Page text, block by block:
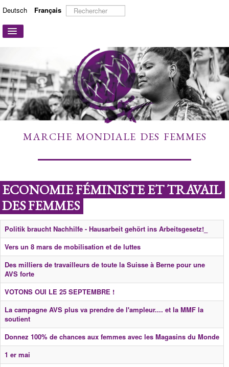
Deutsch Français Rechercher
Basculer
A PROPOS
ACTIONS ET CAMPAGNES
PARTICIPER
TÉMOIGNAGES
À DÉCOUVRIR
MARCHE MONDIALE DES FEMMES
ECONOMIE FÉMINISTE ET TRAVAIL
DES FEMMES
Politik braucht Nachhilfe - Hausarbeit gehört ins Arbeitsgesetz!_
Vers un 8 mars de mobilisation et de luttes
Des milliers de travailleurs de toute la Suisse à Berne pour une
AVS forte
VOTONS OUI LE 25 SEPTEMBRE !
La campagne AVS plus va prendre de l'ampleur.... et la MMF la
soutient
Donnez 100% de chances aux femmes avec les Magasins du Monde
1 er mai